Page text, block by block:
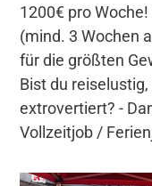
1200€ pro
(mind. 3 Wochen
für die größten
Bist du
extrovertiert? -
Vollzeitjob /